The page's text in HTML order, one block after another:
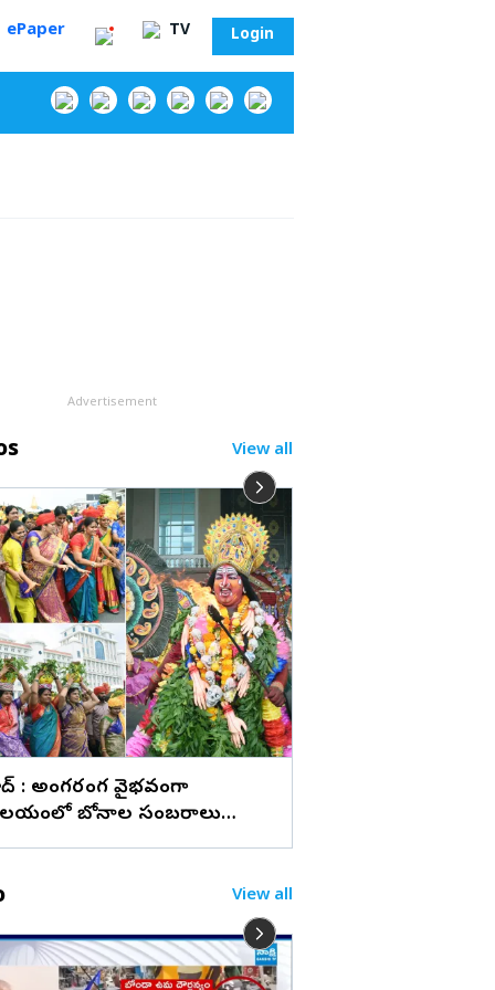
ePaper
TV Login
Advertisement
View all
: అంగరంగ వైభవంగా
బోనాల సంబరాలు
View all